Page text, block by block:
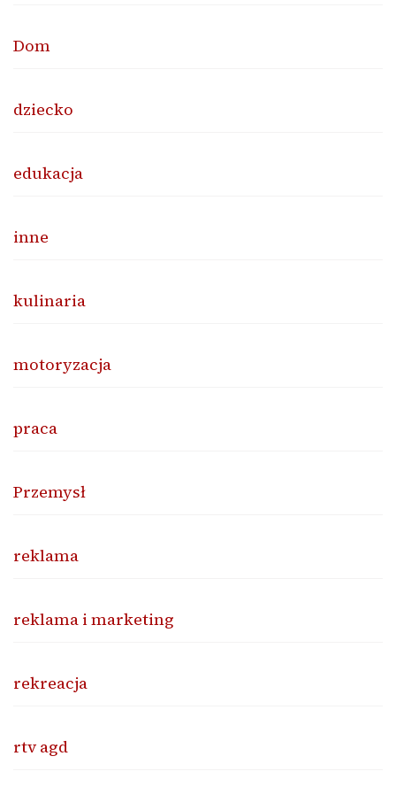
Dom
dziecko
edukacja
inne
kulinaria
motoryzacja
praca
Przemysł
reklama
reklama i marketing
rekreacja
rtv agd